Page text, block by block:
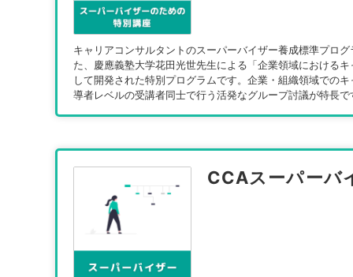
キャリアコンサルタントのスーパーバイザー養成標準プロ
た、慶應義塾大学花田光世先生による「企業領域における
して開発された特別プログラムです。企業・組織領域での
導者レベルの受講者同士で行う活発なグループ討議が特長
CCAスーパーバ